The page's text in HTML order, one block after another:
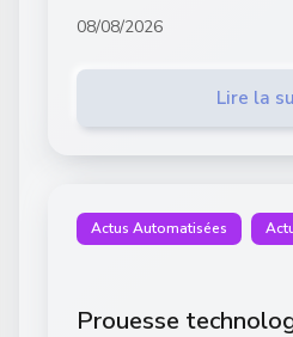
08/08/2026
Lire la
Actus Automatisées
Prouesse